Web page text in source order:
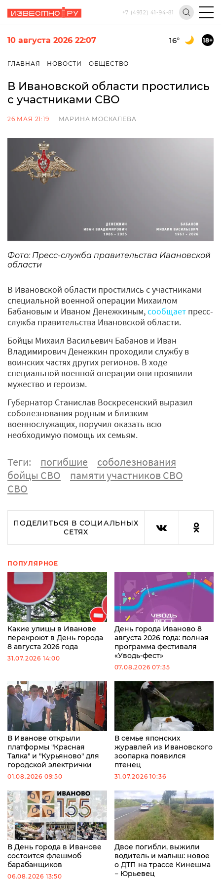
+7 (4932) 41-94-81
10 августа 2026 22:07 16° 18+
ГЛАВНАЯ НОВОСТИ ОБЩЕСТВО
В Ивановской области простились
с участниками СВО
26 МАЯ 21:19 МАРИНА МОСКАЛЕВА
Фото: Пресс-служба правительства Ивановской
области
В Ивановской области простились с участниками
специальной военной операции Михаилом
Бабановым и Иваном Денежкиным,сообщает пресс-
служба правительства Ивановской области.
Бойцы Михаил Васильевич Бабанов и Иван
Владимирович Денежкин проходили службу в
воинских частях других регионов. В ходе
специальной военной операции они проявили
мужество и героизм.
Губернатор Станислав Воскресенский выразил
соболезнования родным и близким
военнослужащих, поручил оказать всю
необходимую помощь их семьям.
Теги: погибшие
соболезнования
бойцы СВО
памяти участников СВО
СВО
ПОДЕЛИТЬСЯ В СОЦИАЛЬНЫХ
СЕТЯХ
ПОПУЛЯРНОЕ
Какие улицы в Иванове
перекроют в День города
8 августа 2026 года
31.07.2026 14:00
День города Иваново 8
августа 2026 года: полная
программа фестиваля
«Уводь-фест»
07.08.2026 07:35
В Иванове открыли
платформы "Красная
Талка" и "Курьяново" для
городской электрички
01.08.2026 09:50
В семье японских
журавлей из Ивановского
зоопарка появился
птенец
31.07.2026 10:36
В День города в Иванове
состоится флешмоб
барабанщиков
06.08.2026 13:50
Двое погибли, выжили
водитель и малыш: новое
о ДТП на трассе Кинешма
− Юрьевец